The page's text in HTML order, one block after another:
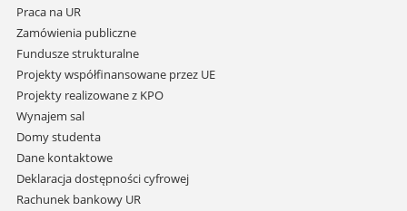
Praca na UR
Zamówienia publiczne
Fundusze strukturalne
Projekty współfinansowane przez UE
Projekty realizowane z KPO
Wynajem sal
Domy studenta
Dane kontaktowe
Deklaracja dostępności cyfrowej
Rachunek bankowy UR